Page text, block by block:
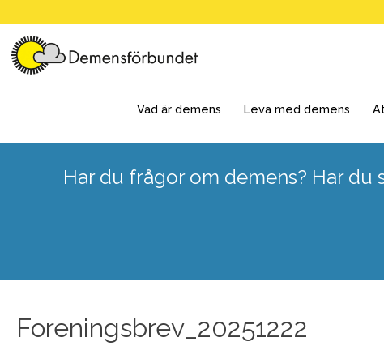
to
content
Vad är demens Leva med demens
Har du frågor om demens? Har du
Foreningsbrev_20251222